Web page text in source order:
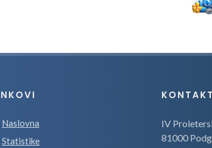
Naslovna
Statistike
KONTAKT
IV
81000